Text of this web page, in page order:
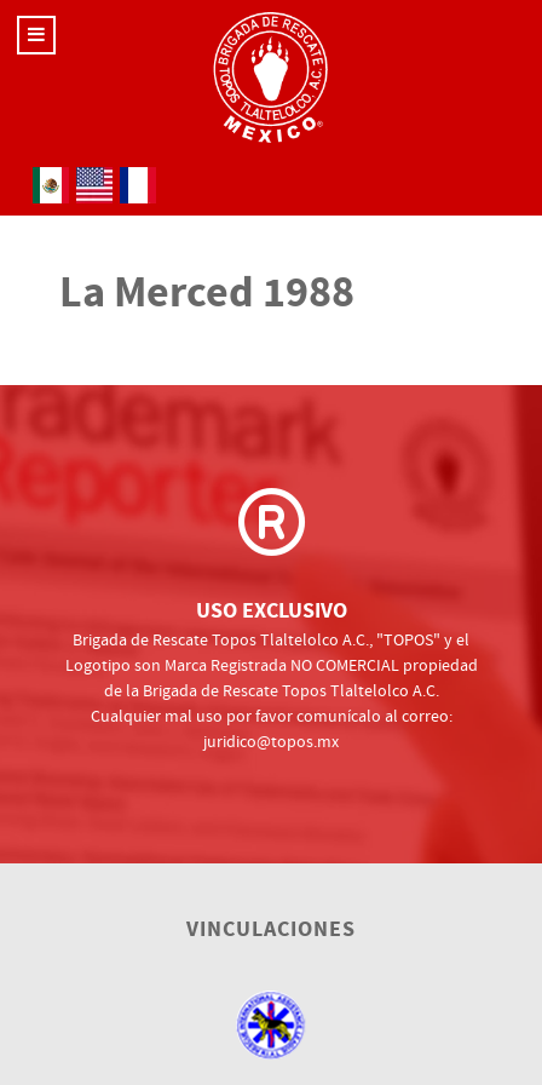
Seleccione su idioma
La Merced 1988
USO EXCLUSIVO
Brigada de Rescate Topos Tlaltelolco A.C., "TOPOS" y el
Logotipo son Marca Registrada NO COMERCIAL propiedad
de la Brigada de Rescate Topos Tlaltelolco A.C.
Cualquier mal uso por favor comunícalo al correo:
juridico@topos.mx
VINCULACIONES